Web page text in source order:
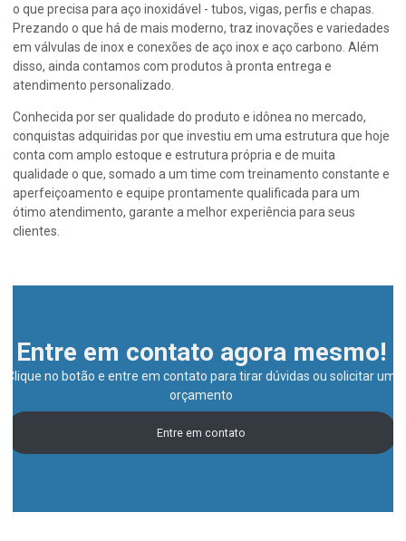
o que precisa para aço inoxidável - tubos, vigas, perfis e chapas.
Prezando o que há de mais moderno, traz inovações e variedades
em válvulas de inox e conexões de aço inox e aço carbono. Além
disso, ainda contamos com produtos à pronta entrega e
atendimento personalizado.
Conhecida por ser qualidade do produto e idônea no mercado,
conquistas adquiridas por que investiu em uma estrutura que hoje
conta com amplo estoque e estrutura própria e de muita
qualidade o que, somado a um time com treinamento constante e
aperfeiçoamento e equipe prontamente qualificada para um
ótimo atendimento, garante a melhor experiência para seus
clientes.
Entre em contato agora mesmo!
Clique no botão e entre em contato para tirar dúvidas ou solicitar um
orçamento
Entre em contato